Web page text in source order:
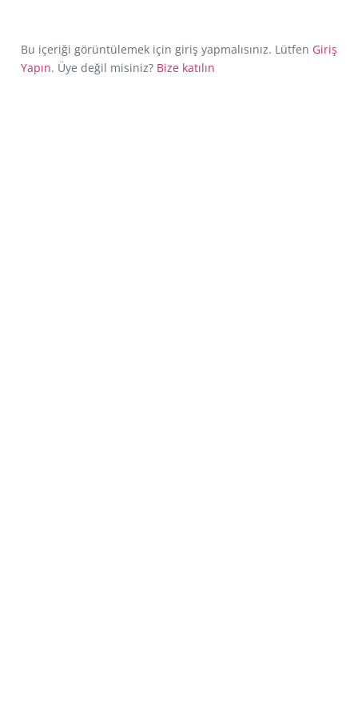
Bu içeriği görüntülemek için giriş yapmalısınız. Lütfen Giriş
Yapın. Üye değil misiniz? Bize katılın